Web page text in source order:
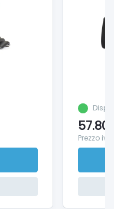
57.80
Prezzo